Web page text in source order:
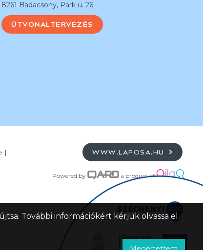
8261 Badacsony, Park u. 26.
ÚTVONALTERVEZÉS
WWW.LAPOSA.HU
Powered by a product of
További információkért kérjük olvassa el